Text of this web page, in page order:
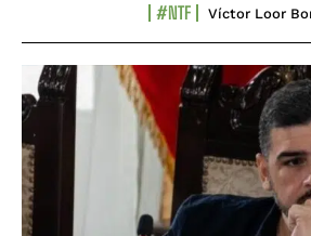
#NTF Víctor Loor